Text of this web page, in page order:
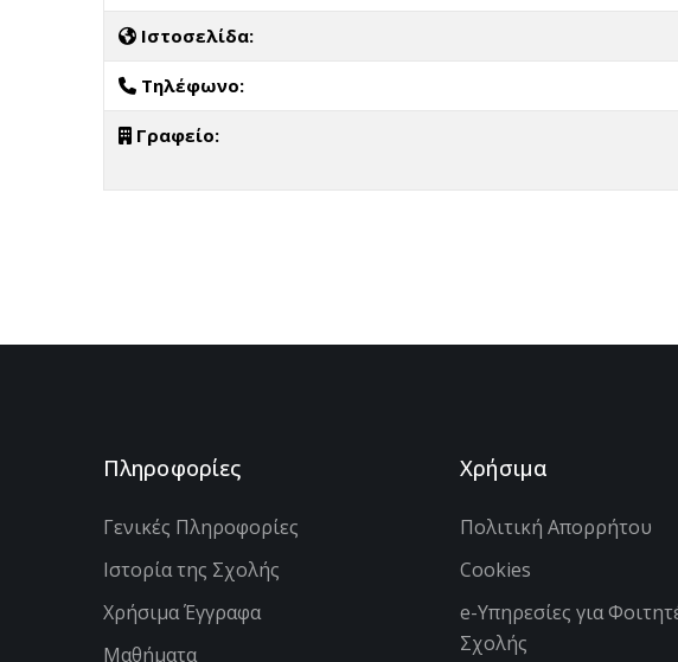
Ιστοσελίδα:
Τηλέφωνο:
Γραφείο:
Πληροφορίες
Γενικές Πληροφορίες
Ιστορία της Σχολής
Χρήσιμα Έγγραφα
Μαθήματα
Χρήσιμα
Πολιτική Απορρήτου
Cookies
e-Υπηρεσίες για
Σχολής